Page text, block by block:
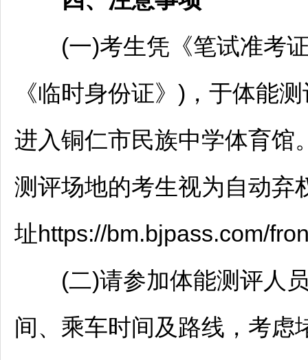
(一)考生凭《笔试准考证
《临时身份证》)，于体能
进入铜仁市民族中学体育馆
测评场地的考生视为自动弃
址https://bm.bjpass.com/
(二)请参加体能测评人员
间、乘车时间及路线，考虑